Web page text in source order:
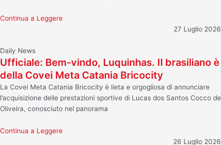
Continua a Leggere
27 Luglio 2026
Daily News
Ufficiale: Bem-vindo, Luquinhas. Il brasiliano è
della Covei Meta Catania Bricocity
La Covei Meta Catania Bricocity è lieta e orgogliosa di annunciare
l’acquisizione delle prestazioni sportive di Lucas dos Santos Cocco de
Oliveira, conosciuto nel panorama
Continua a Leggere
26 Luglio 2026